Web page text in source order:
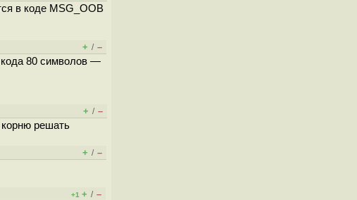
в коде MSG_OOB
+ / –
80 символов —
+ / –
корню решать
+ / –
+1 + / –